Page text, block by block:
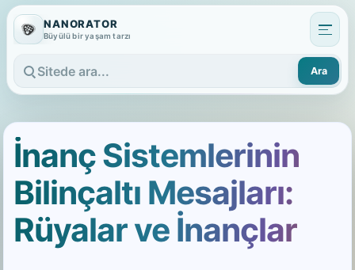
NANORATOR
Büyülü bir yaşam tarzı
Sitede ara
Ara
İnanç Sistemlerinin
Bilinçaltı Mesajları:
Rüyalar ve İnançlar